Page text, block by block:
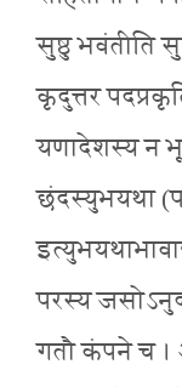
सुष्ठु भवंतीति
कृदुत्तर
यणादेशस्य न
छंदस्युभयथा
परस्य
गतौ कंपने च ।